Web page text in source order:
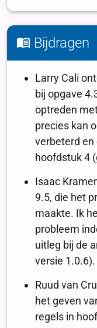
Bijdragen